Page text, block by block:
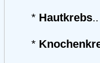
* Hautkrebs
*